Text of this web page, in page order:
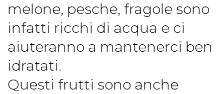
melone, pesche, fragole sono
infatti ricchi di acqua e ci
aiuteranno a mantenerci ben
idratati.
Questi frutti sono anche